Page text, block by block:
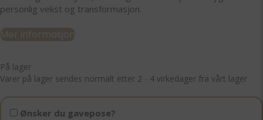
personlig vekst og transformasjon.
Mer informasjon
På lager
Varer på lager sendes normalt etter 2 - 4 virkedager fra vårt lager
Ønsker du gavepose?